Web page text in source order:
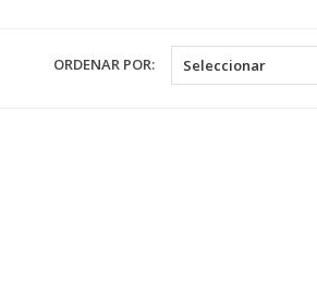
ORDENAR POR: Seleccionar